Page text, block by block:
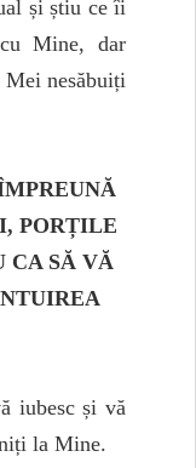
și știu ce îi
cu Mine, dar
nesăbuiți
PORȚILE
CA SĂ VĂ
iubesc și vă
la Mine.